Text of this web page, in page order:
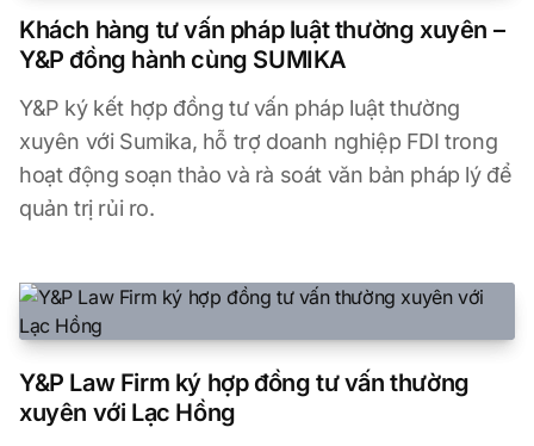
Khách hàng tư vấn pháp luật thường xuyên –
Y&P đồng hành cùng SUMIKA
Y&P ký kết hợp đồng tư vấn pháp luật thường
xuyên với Sumika, hỗ trợ doanh nghiệp FDI trong
hoạt động soạn thảo và rà soát văn bản pháp lý để
quản trị rủi ro.
Y&P Law Firm ký hợp đồng tư vấn thường
xuyên với Lạc Hồng